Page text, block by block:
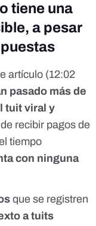
tiene una
a pesar
artículo (12:02
pasado más de
tuit viral y
recibir pagos de
tiempo
con ninguna
que se registren
a tuits